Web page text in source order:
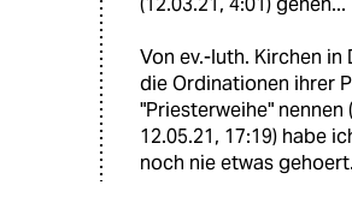
Von ev.-luth. Kirchen in
die Ordinationen ihrer
"Priesterweihe" nennen
12.05.21, 17:19) habe
noch nie etwas gehoert.